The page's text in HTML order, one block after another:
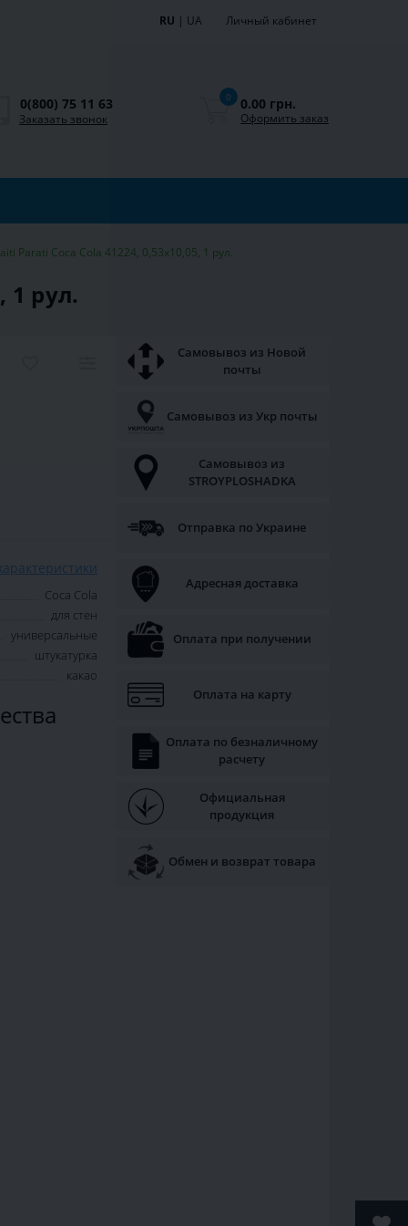
RU | UA Личный кабинет
0(800) 75 11 63
Заказать звонок
0 0.00 грн.
Оформить заказ
Parati Coca Cola 41224, 0,53x10,05, 1 рул.
1 рул.
Coca Cola
для стен
универсальные
штукатурка
какао
Самовывоз из Новой
почты
Самовывоз из Укр почты
Самовывоз из
STROYPLOSHADKA
Отправка по Украине
Адресная доставка
Оплата при получении
Оплата на карту
Оплата по безналичному
расчету
Официальная
продукция
Обмен и возврат товара